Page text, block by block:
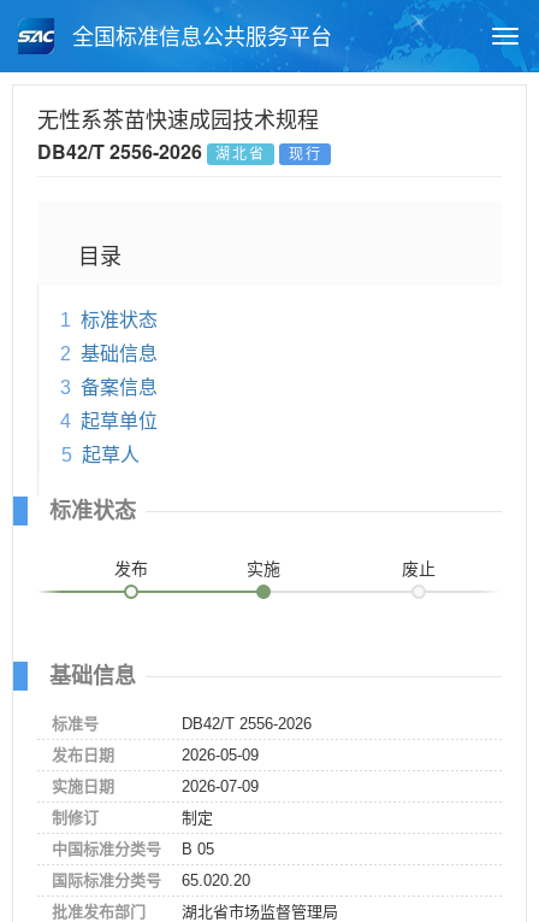
全国标准信息公共服务平台
月报查询 标准公告查询
无性系茶苗快速成园技术规程
DB42/T 2556-2026 湖北省 现行
目录
1 标准状态
2 基础信息
3 备案信息
4 起草单位
5 起草人
标准状态
发布 实施 废止
基础信息
标准号
DB42/T 2556-2026
发布日期
2026-05-09
实施日期
2026-07-09
制修订
制定
中国标准分类号
B 05
国际标准分类号
65.020.20
批准发布部门
湖北省市场监督管理局